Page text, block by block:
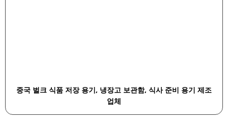
중국 벌크 식품 저장 용기, 냉장고 보관함, 식사 준비 용기 제조
업체